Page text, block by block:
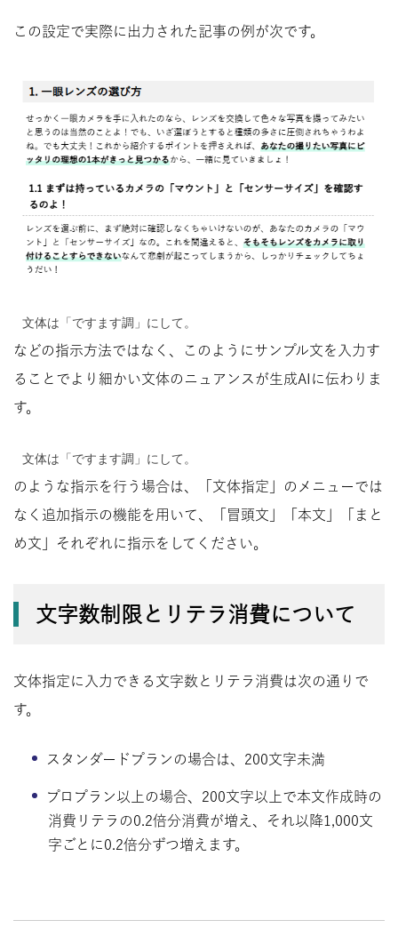
この設定で実際に出力された記事の例が次です。
文体は「ですます調」にして。
などの指示方法ではなく、このようにサンプル文を入力す
ることでより細かい文体のニュアンスが生成AIに伝わりま
す。
文体は「ですます調」にして。
のような指示を行う場合は、「文体指定」のメニューでは
なく追加指示の機能を用いて、「冒頭文」「本文」「まと
め文」それぞれに指示をしてください。
文字数制限とリテラ消費について
文体指定に入力できる文字数とリテラ消費は次の通りで
す。
スタンダードプランの場合は、200文字未満
プロプラン以上の場合、200文字以上で本文作成時の
消費リテラの0.2倍分消費が増え、それ以降1,000文
字ごとに0.2倍分ずつ増えます。